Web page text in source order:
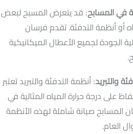
في المسابح: قد يتعرض المسبح لبعض
أو أنظمة التدفئة. تقدم فرسان
الجودة لجميع الأعطال الميكانيكية
والتبريد: أنظمة التدفئة والتبريد تعتبر
على درجة حرارة المياه المثالية في
المسابح صيانة شاملة لهذه الأنظمة
العام.